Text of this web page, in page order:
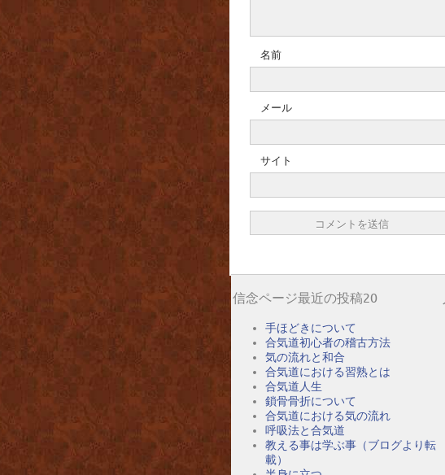
名前
メール
サイト
信念ページ最近の投稿20
手ほどきについて
合気道初心者の稽古方法
気の流れと和合
合気道における習熟とは
合気道人生
鎖骨骨折について
合気道における気の流れ
呼吸法と合気道
教える事は学ぶ事（ブログより転
載）